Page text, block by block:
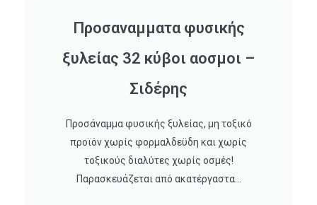
Προσαναμματα φυσικής
ξυλείας 32 κύβοι αοσμοι –
Σιδέρης
Προσάναμμα φυσικής ξυλείας, μη τοξικό
προϊόν χωρίς φορμαλδεϋδη και χωρίς
τοξικούς διαλύτες χωρίς οσμές!
Παρασκευάζεται από ακατέργαστα...